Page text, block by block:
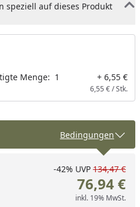
speziell auf dieses Produkt
Menge: 1 + 6,55 €
6,55 € / Stk.
Bedingungen
-42% UVP 134,47 €
76,94 €
inkl. 19% MwSt.